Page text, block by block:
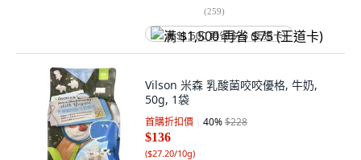
(259)
满 $1,500 再省 $75 (王道卡)
Vilson 米森 乳酸菌咬咬優格, 牛奶,
50g, 1袋
首購折扣價 40%$228
$136
($27.20/10g)